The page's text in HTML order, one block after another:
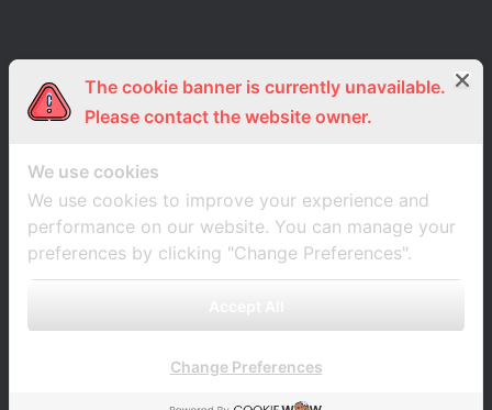
ร่วมงานกับเรา
สมัครงาน
Lemon Farm Cafe
ร้านอาหารอินทรีย์
The cookie banner is currently unavailable.
Please contact the website owner.
We use cookies
We use cookies to improve your experience and
performance on our website. You can manage your
preferences by clicking "Change Preferences".
Change Preferences